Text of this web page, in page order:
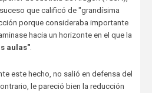
que calificó de "grandísima
porque consideraba importante
hacia un horizonte en el que la
aulas".
este hecho, no salió en defensa del
le pareció bien la reducción